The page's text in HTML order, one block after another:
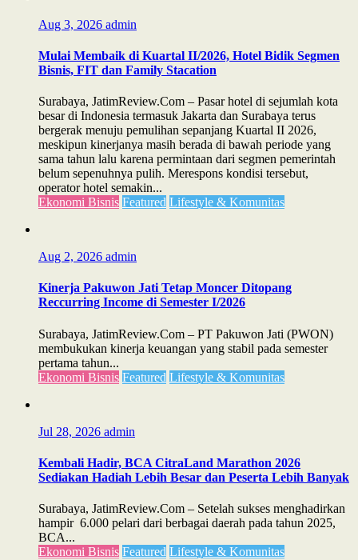
Aug 3, 2026 admin
Mulai Membaik di Kuartal II/2026, Hotel Bidik Segmen
Bisnis, FIT dan Family Stacation
Surabaya, JatimReview.Com – Pasar hotel di sejumlah kota
besar di Indonesia termasuk Jakarta dan Surabaya terus
bergerak menuju pemulihan sepanjang Kuartal II 2026,
meskipun kinerjanya masih berada di bawah periode yang
sama tahun lalu karena permintaan dari segmen pemerintah
belum sepenuhnya pulih. Merespons kondisi tersebut,
operator hotel semakin...
Ekonomi Bisnis Featured Lifestyle & Komunitas
Aug 2, 2026 admin
Kinerja Pakuwon Jati Tetap Moncer Ditopang
Reccurring Income di Semester I/2026
Surabaya, JatimReview.Com – PT Pakuwon Jati (PWON)
membukukan kinerja keuangan yang stabil pada semester
pertama tahun...
Ekonomi Bisnis Featured Lifestyle & Komunitas
Jul 28, 2026 admin
Kembali Hadir, BCA CitraLand Marathon 2026
Sediakan Hadiah Lebih Besar dan Peserta Lebih Banyak
Surabaya, JatimReview.Com – Setelah sukses menghadirkan
hampir 6.000 pelari dari berbagai daerah pada tahun 2025,
BCA...
Ekonomi Bisnis Featured Lifestyle & Komunitas